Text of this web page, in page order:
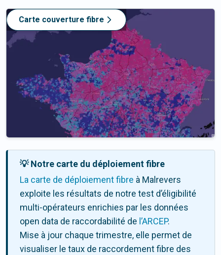
Carte couverture fibre
💡 Notre carte du déploiement fibre
La carte de déploiement fibre à Malrevers
exploite les résultats de notre test d’éligibilité
multi-opérateurs enrichies par les données
open data de raccordabilité de l’ARCEP.
Mise à jour chaque trimestre, elle permet de
visualiser le taux de raccordement fibre des